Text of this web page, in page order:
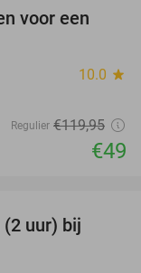
59%
voor een
10.0 star
Regulier €119,95
€49
(2 uur) bij